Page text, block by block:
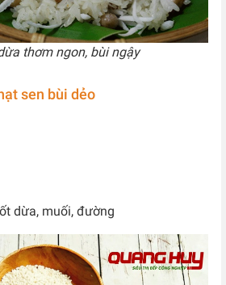
thơm ngon, bùi ngậy
sen bùi dẻo
dừa, muối, đường